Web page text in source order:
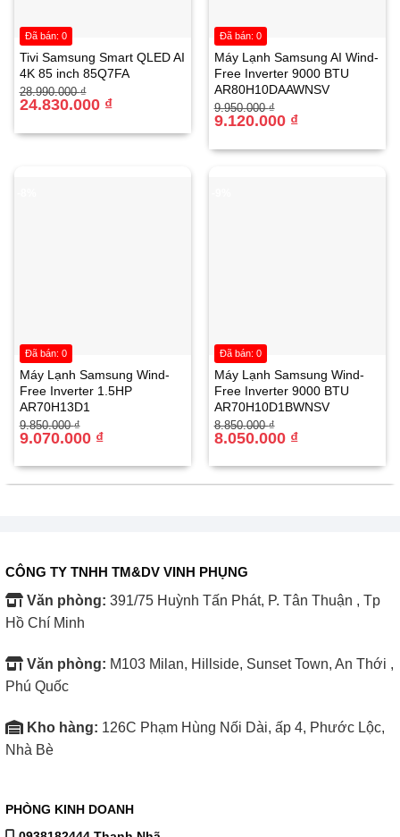
Tạo nước giàu Hydrogen tốt cho sức khỏe
sung vi khoáng và chất điện giải có lợi, đồng thời hoạt
hóa.
Tivi Samsung Smart QLED AI
4K 85 inch 85Q7FA
28.990.000₫
Giá
gốc
24.830.000 ₫
Giá
hiện
24.830.000 ₫.
Đã bán: 0
Máy Lạnh Samsung AI Wind-
Free Inverter 9000 BTU
AR80H10DAAWNSV
9.950.000₫
Giá
gốc
9.120.000 ₫
Giá
hiện
9.120.000 ₫.
Đã bán: 0
Máy Lạnh Samsung Wind-
Free Inverter 1.5HP
AR70H13D1
9.850.000₫
Giá
gốc
9.070.000 ₫
Giá
hiện
9.070.000 ₫.
Đã bán: 0
Máy Lạnh Samsung Wind-
Free Inverter 9000 BTU
AR70H10D1BWNSV
8.850.000₫
Giá
gốc
8.050.000 ₫
Giá
hiện
8.050.000 ₫.
Đã bán: 0
CÔNG TY TNHH TM&DV VINH PHỤNG
Văn phòng: 391/75 Huỳnh Tấn Phát, P. Tân Thuận , Tp
Hồ Chí Minh
Văn phòng: M103 Milan, Hillside, Sunset Town, An Thới ,
Phú Quốc
Kho hàng: 126C Phạm Hùng Nối Dài, ấp 4, Phước Lộc,
Nhà Bè
PHÒNG KINH DOANH